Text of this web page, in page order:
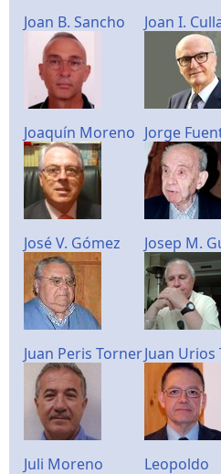
Joan B. Sancho Joan I.
Joaquín Moreno Jorge
José V. Gómez Josep M.
Juan Peris TornerJuan Urios
Juli Moreno
Leopoldo